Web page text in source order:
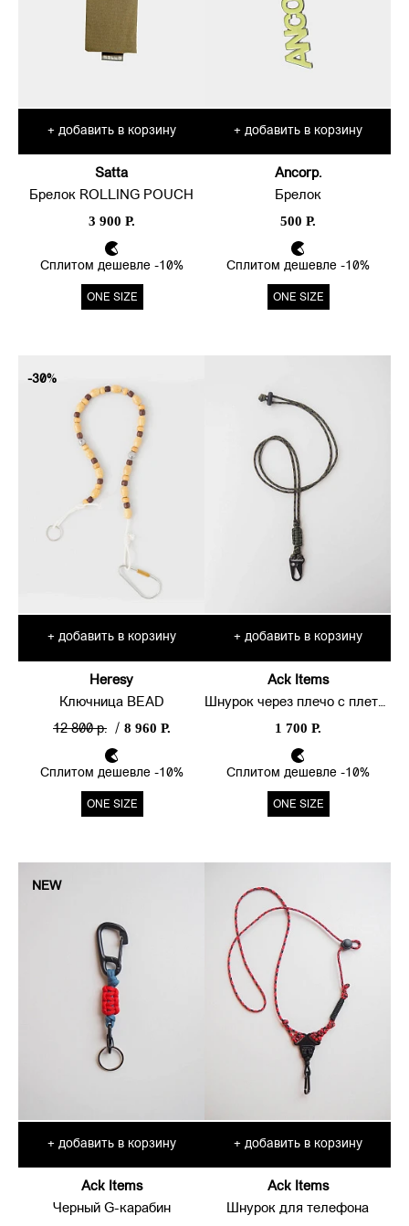
+ добавить в корзину
Satta
Брелок ROLLING POUCH
3 900 Р.
Сплитом дешевле -10%
ONE SIZE
+ добавить в корзину
Ancorp.
Брелок
500 Р.
Сплитом дешевле -10%
ONE SIZE
-30%
+ добавить в корзину
Heresy
Ключница BEAD
12 800 р.
/ 8 960 Р.
Сплитом дешевле -10%
ONE SIZE
+ добавить в корзину
Ack Items
Шнурок через плечо с плетением
1 700 Р.
Сплитом дешевле -10%
ONE SIZE
NEW
+ добавить в корзину
Ack Items
Черный G-карабин
+ добавить в корзину
Ack Items
Шнурок для телефона